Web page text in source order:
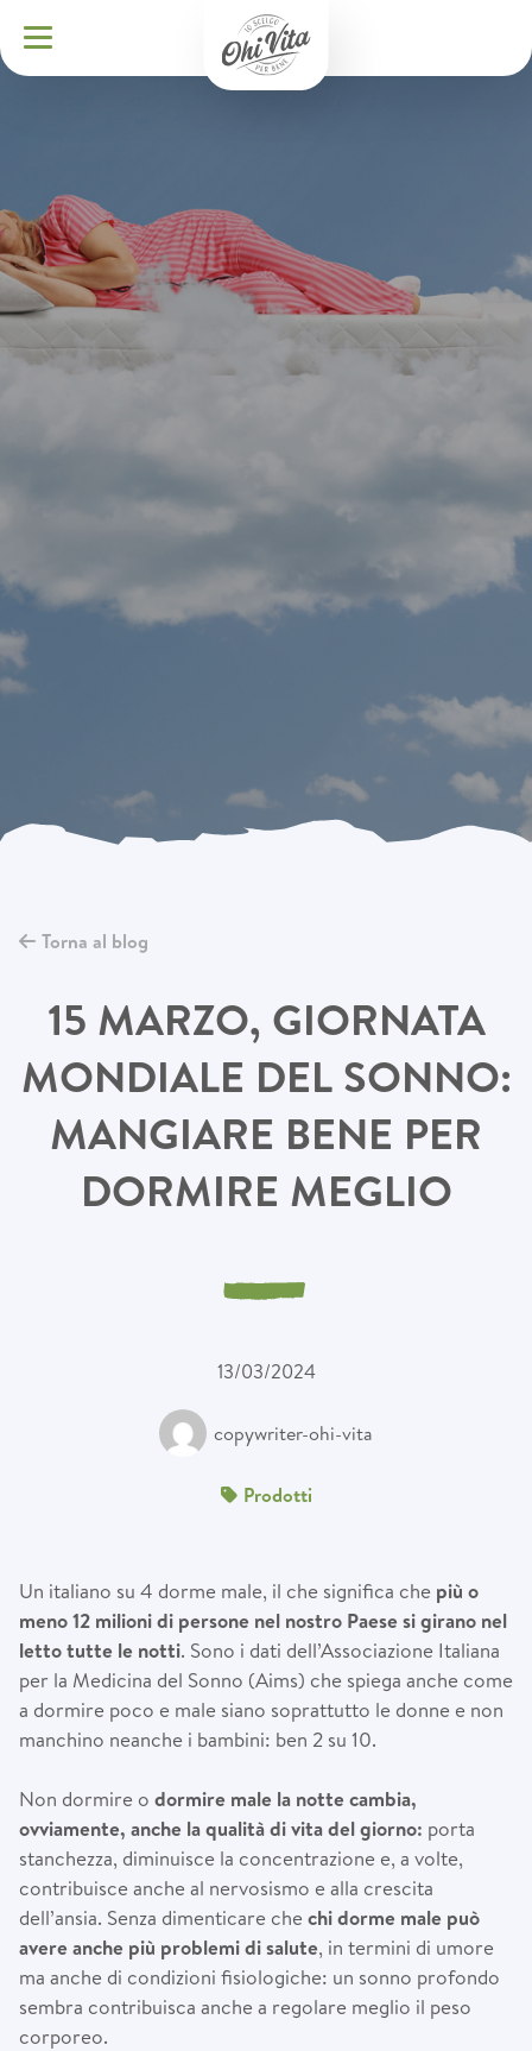
Torna al blog
15 MARZO, GIORNATA
MONDIALE DEL SONNO:
MANGIARE BENE PER
DORMIRE MEGLIO
13/03/2024
copywriter-ohi-vita
Prodotti
Un italiano su 4 dorme male, il che significa che più o
meno 12 milioni di persone nel nostro Paese si girano nel
letto tutte le notti. Sono i dati dell’Associazione Italiana
per la Medicina del Sonno (Aims) che spiega anche come
a dormire poco e male siano soprattutto le donne e non
manchino neanche i bambini: ben 2 su 10.
Non dormire o dormire male la notte cambia,
ovviamente, anche la qualità di vita del giorno: porta
stanchezza, diminuisce la concentrazione e, a volte,
contribuisce anche al nervosismo e alla crescita
dell’ansia. Senza dimenticare che chi dorme male può
avere anche più problemi di salute, in termini di umore
ma anche di condizioni fisiologiche: un sonno profondo
sembra contribuisca anche a regolare meglio il peso
corporeo.